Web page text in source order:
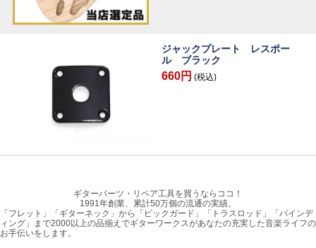
ジャックプレート レスポー
ル ブラック
660円 (税込)
ギターパーツ・リペア工具を買うならココ！
1991年創業、累計50万個の流通の実績。
「フレット」「ギターネック」から「ピックガード」「トラスロッド」「バインデ
ィング」まで2000以上の品揃えでギターワークスがあなたの充実した音楽ライフの
お手伝いをします。